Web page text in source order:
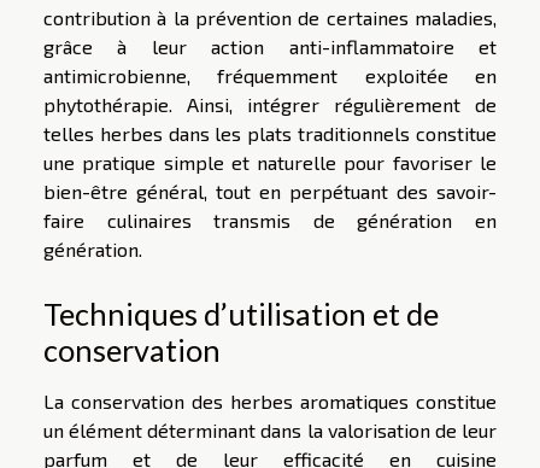
contribution à la prévention de certaines maladies,
grâce à leur action anti-inflammatoire et
antimicrobienne, fréquemment exploitée en
phytothérapie. Ainsi, intégrer régulièrement de
telles herbes dans les plats traditionnels constitue
une pratique simple et naturelle pour favoriser le
bien-être général, tout en perpétuant des savoir-
faire culinaires transmis de génération en
génération.
Techniques d’utilisation et de
conservation
La conservation des herbes aromatiques constitue
un élément déterminant dans la valorisation de leur
parfum et de leur efficacité en cuisine